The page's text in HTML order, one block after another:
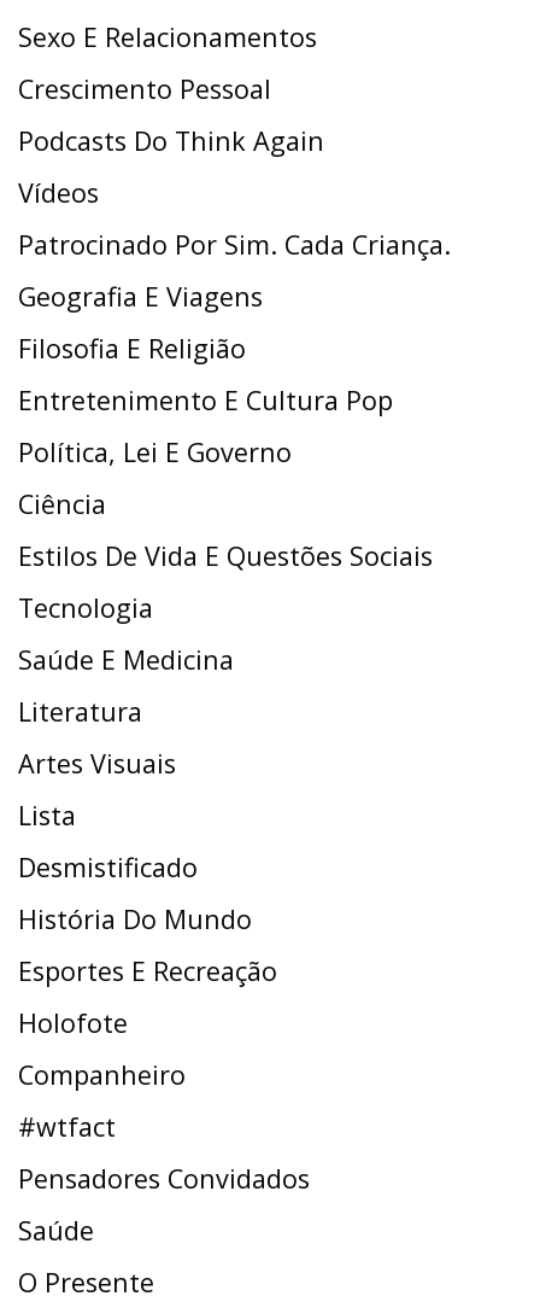
Sexo E Relacionamentos
Crescimento Pessoal
Podcasts Do Think Again
Vídeos
Patrocinado Por Sim. Cada Criança.
Geografia E Viagens
Filosofia E Religião
Entretenimento E Cultura Pop
Política, Lei E Governo
Ciência
Estilos De Vida E Questões Sociais
Tecnologia
Saúde E Medicina
Literatura
Artes Visuais
Lista
Desmistificado
História Do Mundo
Esportes E Recreação
Holofote
Companheiro
#wtfact
Pensadores Convidados
Saúde
O Presente